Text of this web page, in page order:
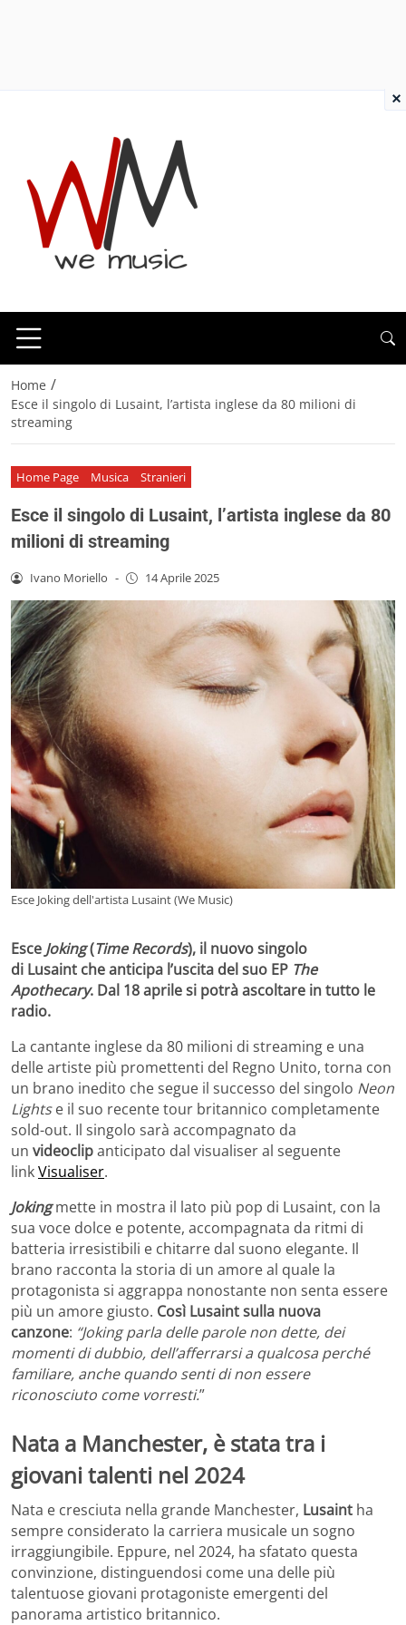
Home /
Esce il singolo di Lusaint, l’artista inglese da 80 milioni di
streaming
Home Page Musica Stranieri
Esce il singolo di Lusaint, l’artista inglese da 80
milioni di streaming
Ivano Moriello - 14 Aprile 2025
Esce Joking dell'artista Lusaint (We Music)
Esce Joking(Time Records), il nuovo singolo
di Lusaint che anticipa l’uscita del suo EP The
Apothecary. Dal 18 aprile si potrà ascoltare in tutto le
radio.
La cantante inglese da 80 milioni di streaming e una
delle artiste più promettenti del Regno Unito, torna con
un brano inedito che segue il successo del singolo Neon
Lightse il suo recente tour britannico completamente
sold-out. Il singolo sarà accompagnato da
un videoclipanticipato dal visualiser al seguente
linkVisualiser.
Jokingmette in mostra il lato più pop di Lusaint, con la
sua voce dolce e potente, accompagnata da ritmi di
batteria irresistibili e chitarre dal suono elegante. Il
brano racconta la storia di un amore al quale la
protagonista si aggrappa nonostante non senta essere
più un amore giusto. Così Lusaint sulla nuova
canzone: “Joking parla delle parole non dette, dei
momenti di dubbio, dell’afferrarsi a qualcosa perché
familiare, anche quando senti di non essere
riconosciuto come vorresti.”
Nata a Manchester, è stata tra i
giovani talenti nel 2024
Nata e cresciuta nella grande Manchester, Lusaint ha
sempre considerato la carriera musicale un sogno
irraggiungibile. Eppure, nel 2024, ha sfatato questa
convinzione, distinguendosi come una delle più
talentuose giovani protagoniste emergenti del
panorama artistico britannico.
×